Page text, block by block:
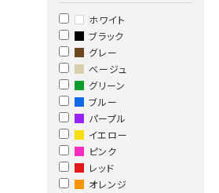
ホワイト
ブラック
グレー
ベージュ
グリーン
ブルー
パープル
イエロー
ピンク
レッド
オレンジ